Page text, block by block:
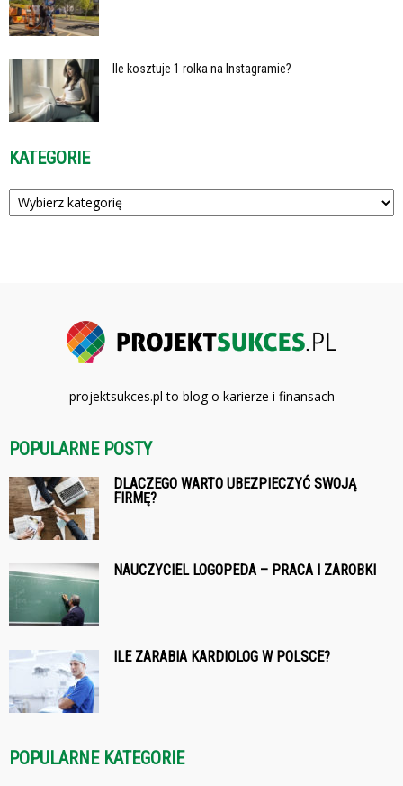
Ile kosztuje 1 rolka na Instagramie?
KATEGORIE
Kategorie
projektsukces.pl to blog o karierze i finansach
POPULARNE POSTY
DLACZEGO WARTO UBEZPIECZYĆ SWOJĄ
FIRMĘ?
NAUCZYCIEL LOGOPEDA – PRACA I ZAROBKI
ILE ZARABIA KARDIOLOG W POLSCE?
POPULARNE KATEGORIE